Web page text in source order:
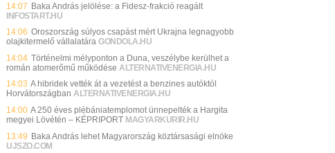
14:07 Baka András jelölése: a Fidesz-frakció reagált
INFOSTART.HU
14:06 Oroszország súlyos csapást mért Ukrajna legnagyobb
olajkitermelő vállalatára GONDOLA.HU
14:04 Történelmi mélyponton a Duna, veszélybe kerülhet a
román atomerőmű működése ALTERNATIVENERGIA.HU
14:03 A hibridek vették át a vezetést a benzines autóktól
Horvátországban ALTERNATIVENERGIA.HU
14:00 A 250 éves plébániatemplomot ünnepelték a Hargita
megyei Lövétén – KÉPRIPORT MAGYARKURIR.HU
13:49 Baka András lehet Magyarország köztársasági elnöke
UJSZO.COM